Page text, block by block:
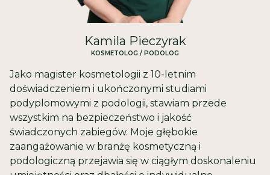
Kamila Pieczyrak
KOSMETOLOG / PODOLOG
Jako magister kosmetologii z 10-letnim
doświadczeniem i ukończonymi studiami
podyplomowymi z podologii, stawiam przede
wszystkim na bezpieczeństwo i jakość
świadczonych zabiegów. Moje głębokie
zaangażowanie w branżę kosmetyczną i
podologiczną przejawia się w ciągłym doskonaleniu